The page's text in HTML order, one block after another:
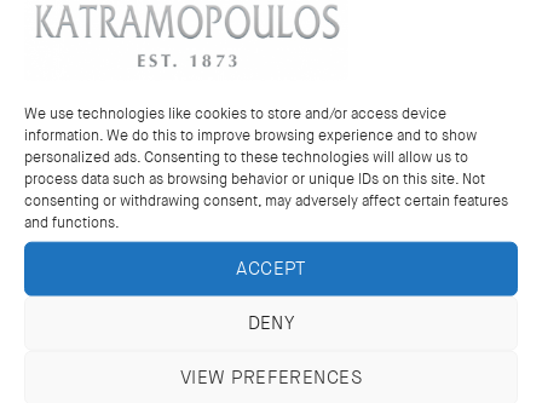
We use technologies like cookies to store and/or access device
information. We do this to improve browsing experience and to show
personalized ads. Consenting to these technologies will allow us to
process data such as browsing behavior or unique IDs on this site. Not
consenting or withdrawing consent, may adversely affect certain features
and functions.
ACCEPT
DENY
VIEW PREFERENCES
Κατηγορίες:ΠΟΙΚΙΛΟΧΡΩΜΑ ΔΑΧΤΥΛΙΔΙΑ,ΔΑΧΤΥΛΙΔΙΑ
Κριεζώτου 14, Αθήνα 106 71